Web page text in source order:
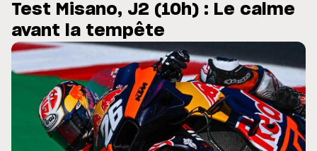
opéré avec succès de la
MOTO GP
Silverstone : Horaires et
Programme du GP de Grande-
Bretagne
Test Misano, J2 (10h) : Le calme
avant la tempête